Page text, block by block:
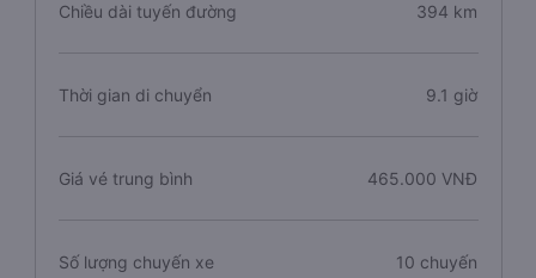
Chiều dài tuyến đường 394 km
Thời gian di chuyển 9.1 giờ
Giá vé trung bình 465.000 VNĐ
Số lượng chuyến xe 10 chuyến